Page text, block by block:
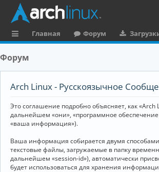
ы
и
Главная Форум
Форум
Arch Linux - Русскоязычное
Это соглашение подробно объясняет, как
дальнейшем «они», «программное
«ваша информация»).
Ваша информация собирается двумя
текстовые файлы, загружаемые в папку
дальнейшем «session-id»), автоматически
будет использоваться для хранения